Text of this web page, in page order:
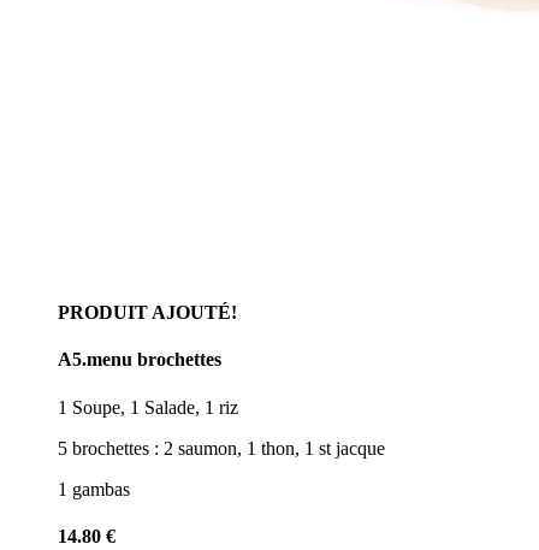
PRODUIT AJOUTÉ!
A5.menu brochettes
1 Soupe, 1 Salade, 1 riz
5 brochettes : 2 saumon, 1 thon, 1 st jacque
1 gambas
14.80 €